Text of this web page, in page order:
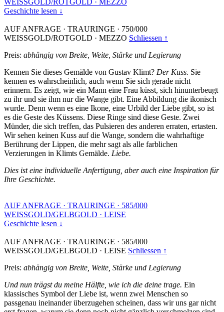
Geschichte lesen ↓
AUF ANFRAGE · TRAURINGE · 750/000
WEISSGOLD/ROTGOLD · MEZZO Schliessen ↑
Preis: abhängig von Breite, Weite, Stärke und Legierung
Kennen Sie dieses Gemälde von Gustav Klimt? Der Kuss. Sie
kennen es wahrscheinlich, auch wenn Sie sich gerade nicht
erinnern. Es zeigt, wie ein Mann eine Frau küsst, sich hinunterbeugt
zu ihr und sie ihm nur die Wange gibt. Eine Abbildung die ikonisch
wurde. Denn wenn es eine Ikone, eine Urbild der Liebe gibt, so ist
es die Geste des Küssens. Diese Ringe sind diese Geste. Zwei
Münder, die sich treffen, das Pulsieren des anderen erraten, ertasten.
Wir sehen keinen Kuss auf die Wange, sondern die wahrhaftige
Berührung der Lippen, die mehr sagt als alle farblichen
Verzierungen in Klimts Gemälde. Liebe.
Dies ist eine individuelle Anfertigung, aber auch eine Inspiration für
Ihre Geschichte.
AUF ANFRAGE · TRAURINGE · 585/000
WEISSGOLD/GELBGOLD · LEISE
Geschichte lesen ↓
AUF ANFRAGE · TRAURINGE · 585/000
WEISSGOLD/GELBGOLD · LEISE Schliessen ↑
Preis: abhängig von Breite, Weite, Stärke und Legierung
Und nun trägst du meine Hälfte, wie ich die deine trage. Ein
klassisches Symbol der Liebe ist, wenn zwei Menschen so
passgenau ineinander überzugehen scheinen, dass wir uns gar nicht